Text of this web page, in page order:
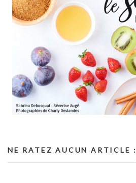
NE RATEZ AUCUN ARTICLE :